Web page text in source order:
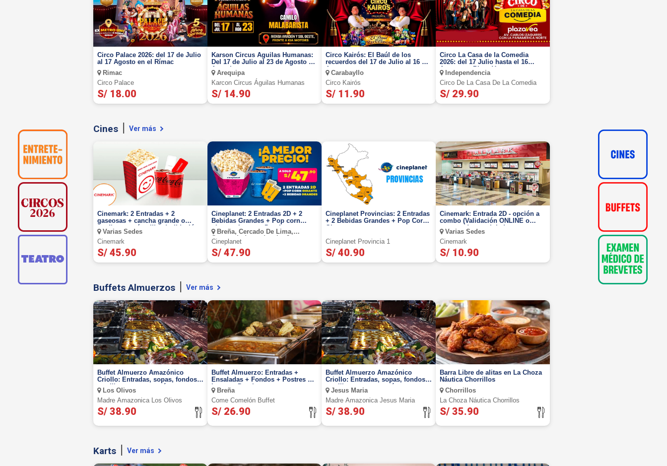
Circo Palace 2026: del 17 de Julio
al 17 Agosto en el Rímac
Rimac
Circo Palace
S/ 18.00
Karson Circus Águilas Humanas:
Del 17 de Julio al 23 de Agosto en
Arequipa
Arequipa
Karcon Circus Águilas Humanas
S/ 14.90
Circo Kairós: El Baúl de los
recuerdos del 17 de Julio al 16 de
Agosto
Carabayllo
Circo Kairós
S/ 11.90
Circo La Casa de la Comedia
2026: del 17 Julio hasta el 16
Agosto en Plaza Vea -
Independencia
Independencia
Circo De La Casa De La Comedia
S/ 29.90
Cines Ver más
Cinemark: 2 Entradas + 2
gaseosas + cancha grande o
mediana según elijas (validación
ONLINE o física)
Varias Sedes
Cinemark
S/ 45.90
Cineplanet: 2 Entradas 2D + 2
Bebidas Grandes + Pop corn
gigante. Lunes a Domingo
Breña, Cercado De Lima,
Comas, Independencia, Jesus
Maria, La Molina, La Victoria,
Lince, Los Olivos, Miraflores, San
Borja, San Isidro, San Juan De
Lurigancho, San Juan De
Cineplanet
S/ 47.90
Cineplanet Provincias: 2 Entradas
+ 2 Bebidas Grandes + Pop Corn
Gigante
Cineplanet Provincia 1
S/ 40.90
Cinemark: Entrada 2D - opción a
combo (Validación ONLINE o
mostrando tu celular)
Varias Sedes
Cinemark
S/ 10.90
Buffets Almuerzos Ver más
Buffet Almuerzo Amazónico
Criollo: Entradas, sopas, fondos,
parrillas, postres y más
Los Olivos
Madre Amazonica Los Olivos
S/ 38.90
Buffet Almuerzo: Entradas +
Ensaladas + Fondos + Postres de
Lunes a Domingo
Breña
Come Comelón Buffet
S/ 26.90
Buffet Almuerzo Amazónico
Criollo: Entradas, sopas, fondos,
parrillas, postres y más
Jesus Maria
Madre Amazonica Jesus Maria
S/ 38.90
Barra Libre de alitas en La Choza
Náutica Chorrillos
Chorrillos
La Choza Náutica Chorrillos
S/ 35.90
Karts Ver más